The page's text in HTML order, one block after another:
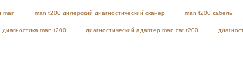
man man t200 дилерский диагностический сканер man t200 кабель
диагностика man t200 диагностический адаптер man cat t200